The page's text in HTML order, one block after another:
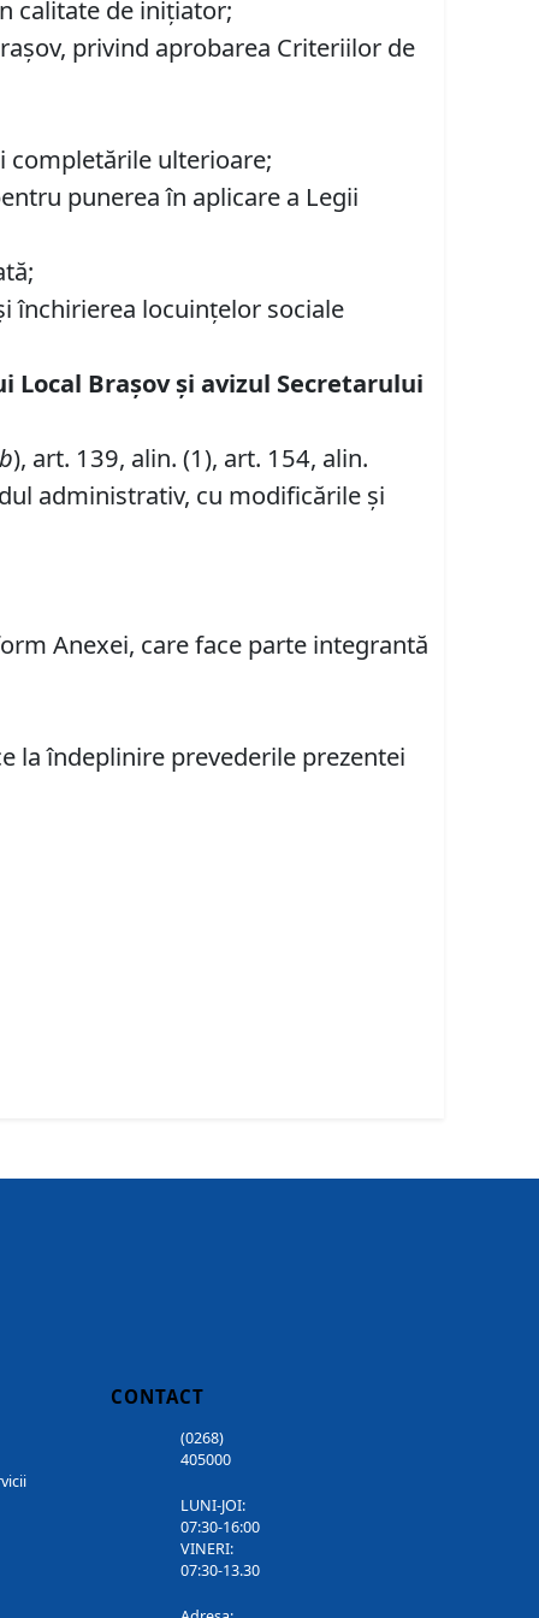
calitate de inițiator;
privind aprobarea Criteriilor de
completările ulterioare;
punerea în aplicare a Legii
închirierea locuinţelor sociale
Local Brașov și avizul Secretarului
b), art. 139, alin. (1), art. 154, alin.
administrativ, cu modificările și
Anexei, care face parte integrantă
la îndeplinire prevederile prezentei
CONTACT
(0268)
405000
LUNI-JOI:
07:30-16:00
VINERI:
07:30-13.30